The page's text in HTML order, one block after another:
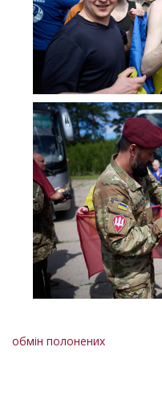
обмін полонених